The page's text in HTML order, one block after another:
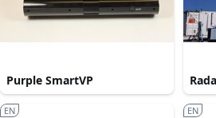
Purple SmartVP
EN EN